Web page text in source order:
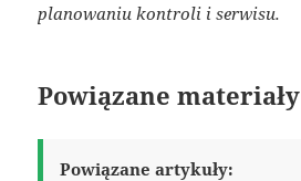
planowaniu kontroli i serwisu.
Powiązane materiały
Powiązane artykuły: